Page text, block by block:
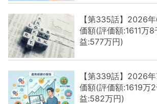
【第335話】2026
価額(評価額:1611万
益:577万円)
【第339話】2026
価額(評価額:1619万
益:582万円)